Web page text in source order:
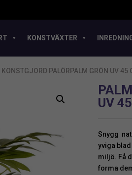
KONSTVÄXTER
PALÖRPALM GRÖN UV 45
UV
Snygg
yviga
miljö. Få
forma